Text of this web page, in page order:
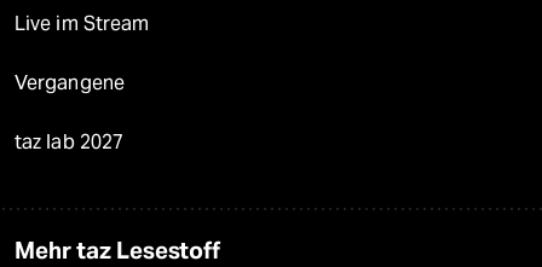
Live im Stream
Vergangene
taz lab 2027
Mehr taz Lesestoff